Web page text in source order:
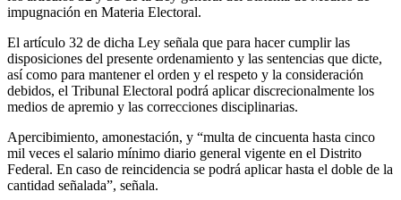
impugnación en Materia Electoral.
El artículo 32 de dicha Ley señala que para hacer cumplir las
disposiciones del presente ordenamiento y las sentencias que dicte,
así como para mantener el orden y el respeto y la consideración
debidos, el Tribunal Electoral podrá aplicar discrecionalmente los
medios de apremio y las correcciones disciplinarias.
Apercibimiento, amonestación, y “multa de cincuenta hasta cinco
mil veces el salario mínimo diario general vigente en el Distrito
Federal. En caso de reincidencia se podrá aplicar hasta el doble de la
cantidad señalada”, señala.